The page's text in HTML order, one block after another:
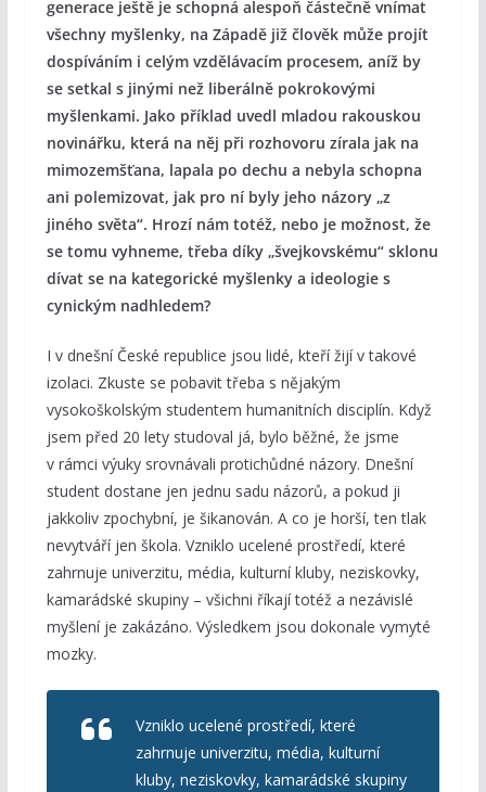
generace ještě je schopná alespoň částečně vnímat
všechny myšlenky, na Západě již člověk může projít
dospíváním i celým vzdělávacím procesem, aníž by
se setkal s jinými než liberálně pokrokovými
myšlenkami. Jako příklad uvedl mladou rakouskou
novinářku, která na něj při rozhovoru zírala jak na
mimozemšťana, lapala po dechu a nebyla schopna
ani polemizovat, jak pro ní byly jeho názory „z
jiného světa“. Hrozí nám totéž, nebo je možnost, že
se tomu vyhneme, třeba díky „švejkovskému“ sklonu
dívat se na kategorické myšlenky a ideologie s
cynickým nadhledem?
I v dnešní České republice jsou lidé, kteří žijí v takové
izolaci. Zkuste se pobavit třeba s nějakým
vysokoškolským studentem humanitních disciplín. Když
jsem před 20 lety studoval já, bylo běžné, že jsme
v rámci výuky srovnávali protichůdné názory. Dnešní
student dostane jen jednu sadu názorů, a pokud ji
jakkoliv zpochybní, je šikanován. A co je horší, ten tlak
nevytváří jen škola. Vzniklo ucelené prostředí, které
zahrnuje univerzitu, média, kulturní kluby, neziskovky,
kamarádské skupiny – všichni říkají totéž a nezávislé
myšlení je zakázáno. Výsledkem jsou dokonale vymyté
mozky.
Vzniklo ucelené prostředí, které
zahrnuje univerzitu, média, kulturní
kluby, neziskovky, kamarádské skupiny